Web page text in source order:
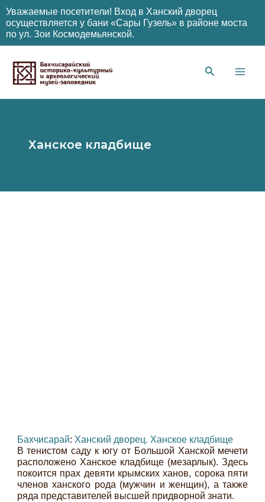
Уважаемые посетители! Вход в Ханский дворец
осуществляется у бани «Сары Гузель» в районе моста
по ул. Зои Космодемьянской.
содержимому
Ханское кладбище
Бахчисарай: Ханский дворец. Ханское кладбище
В тенистом саду к югу от Большой Ханской мечети
расположено Ханское кладбище (мезарлык). Здесь
покоится прах девяти крымских ханов, сорока пяти
членов ханского рода (мужчин и женщин), а также
ряда представителей высшей придворной знати.